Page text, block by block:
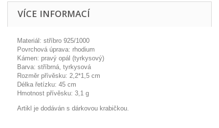
VÍCE INFORMACÍ
Materiál: stříbro 925/1000
Povrchová úprava: rhodium
Kámen: pravý opál (tyrkysový)
Barva: stříbrná, tyrkysová
Rozměr přívěsku: 2,2*1,5 cm
Délka řetízku: 45 cm
Hmotnost přívěsku: 3,1 g
Artikl je dodáván s dárkovou krabičkou.